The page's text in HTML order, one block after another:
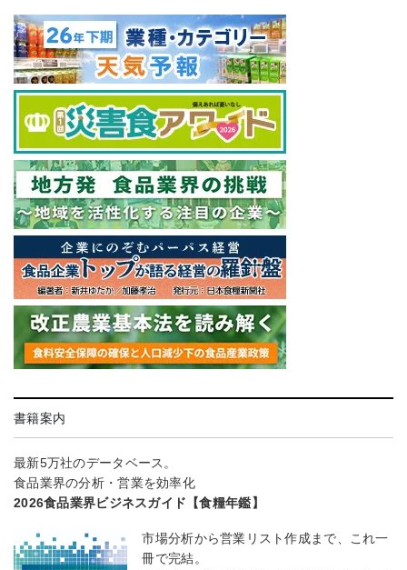
書籍案内
最新5万社のデータベース。
食品業界の分析・営業を効率化
2026食品業界ビジネスガイド【食糧年鑑】
市場分析から営業リスト作成まで、これ一
冊で完結。